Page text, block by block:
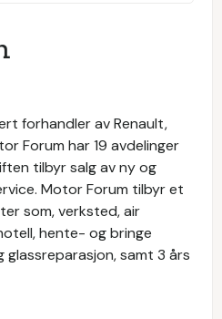
forhandler av Renault,
Forum har 19 avdelinger
tilbyr salg av ny og
Motor Forum tilbyr et
som, verksted, air
hente- og bringe
glassreparasjon, samt 3 års